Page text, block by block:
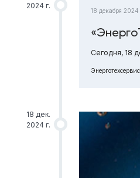
2024 г.
18 декабря 2024
Сегодня, 18
Энерготехсервис
18 дек.
2024 г.